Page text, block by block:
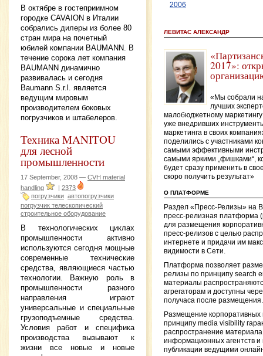
В октябре в гостеприимном
городке CAVAION в Италии
собрались дилеры из более 80
стран мира на почетный
юбилей компании BAUMANN. В
течение сорока лет компания
BAUMANN динамично
развивалась и сегодня
Baumann S.r.l. является
ведущим мировым
производителем боковых
погрузчиков и штабелеров.
Техника MANITOU
для лесной
промышленности
17 September, 2008 — CVH material
handling
| 2373
погрузчики автопогрузчики
погрузчик телескопический
строительное оборудование
В технологических циклах
промышленности активно
используются сегодня мощные
современные технические
средства, являющиеся частью
технологии. Важную роль в
промышленности разного
направления играют
универсальные и специальные
грузоподъемные средства.
Условия работ и специфика
производства вызывают к
жизни все новые и новые
2006
ЛЕВИТАС АЛЕКСАНДР
2017»:
«Мы собрали
лучших
малобюджетному
уже внедривших
маркетинга в своих
поделились с участниками
самыми эффективными
самыми яркими „фишками“,
будет сразу применить в
скоро получить результат»
О ПЛАТФОРМЕ
Раздел «Пресс-Релизы» на
пресс-релизная платформа
для размещения
пресс-релизов с целью
интернете и придачи им
видимости в Сети.
Платформа позволяет
релизы по принципу search
материалы
агрегаторам и доступны
получаса после размещения.
Размещение корпоративных
принципу media visibility
распространение
информационных агентств и
публикации ведущими